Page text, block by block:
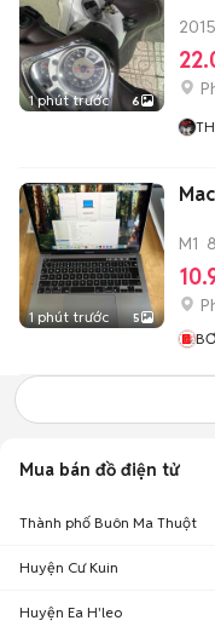
1 phút trước 6
2015
1 phút trước 5
M1
Mua bán đồ điện tử
Thành phố Buôn Ma Thuột
Huyện Cư Kuin
Huyện Ea H'leo